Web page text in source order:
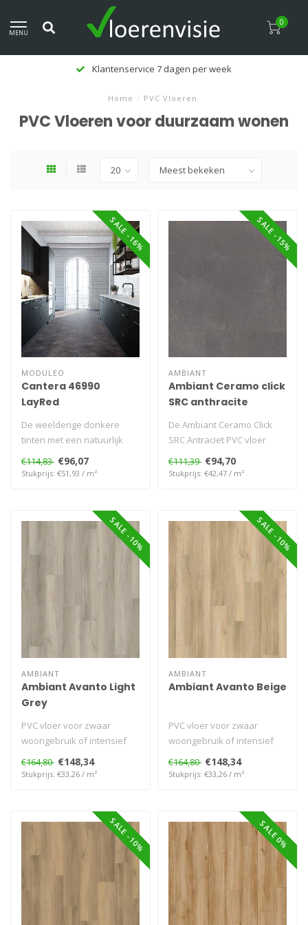
MENU
0
Klantenservice 7 dagen per week
Home / PVC Vloeren
PVC Vloeren voor duurzaam wonen
SALE -16%
MODULEO
Cantera 46990
LayRed
De weelderige donkere
tinten met een natuurlijk
effect bezorgen de kamer
een Bou..
€114,83 €96,07
Stukprijs: €51,93 / m²
SALE -15%
AMBIANT
Ambiant Ceramo click
SRC anthracite
De Ambiant Ceramo Click
SRC Antraciet PVC vloer
combineert een diepe
antracietkl..
€111,39 €94,70
Stukprijs: €42,47 / m²
SALE -10%
AMBIANT
Ambiant Avanto Light
Grey
PVC vloer voor zwaar
woongebruik of intensief
project gebruik. Geschikt
voor vlo..
€164,80 €148,34
Stukprijs: €33,26 / m²
SALE -10%
AMBIANT
Ambiant Avanto Beige
PVC vloer voor zwaar
woongebruik of intensief
project gebruik. Geschikt
voor vlo..
€164,80 €148,34
Stukprijs: €33,26 / m²
SALE -10% SALE 0%